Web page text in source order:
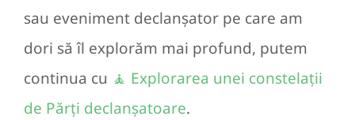
sau eveniment declanșator pe care am
dori să îl explorăm mai profund, putem
continua cu 🧘 Explorarea unei constelații
de Părți declanșatoare.